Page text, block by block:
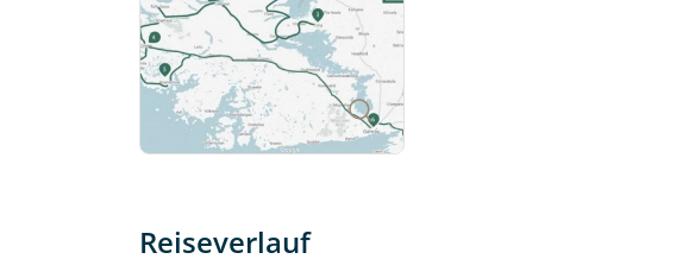
Reiseverlauf
Persönliche Daten
Vorname